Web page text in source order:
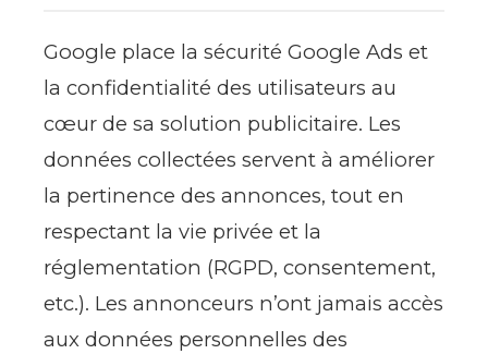
Google place la sécurité Google Ads et
la confidentialité des utilisateurs au
cœur de sa solution publicitaire. Les
données collectées servent à améliorer
la pertinence des annonces, tout en
respectant la vie privée et la
réglementation (RGPD, consentement,
etc.). Les annonceurs n’ont jamais accès
aux données personnelles des